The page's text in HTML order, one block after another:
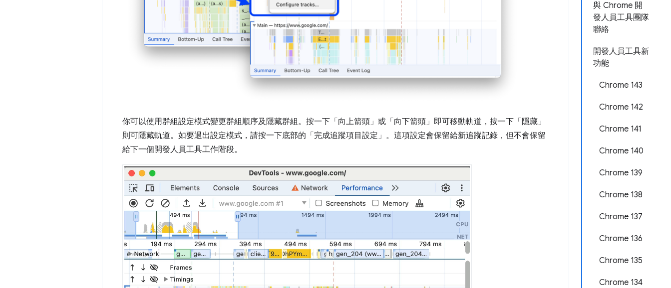
與 Chrome 開
發人員工具團隊
聯絡
開發人員工具新
功能
Chrome 143
Chrome 142
Chrome 141
Chrome 140
Chrome 139
Chrome 138
Chrome 137
Chrome 136
Chrome 135
Chrome 134
你可以使用群組設定模式變更群組順序及隱藏群組。按一下「向上箭頭」 或「向下箭頭」 即可移動軌道，按一下「隱藏」
則可隱藏軌道。如要退出設定模式，請按一下底部的「完成追蹤項目設定」 。這項設定會保留給新追蹤記錄，但不會保留
給下一個開發人員工具工作階段。